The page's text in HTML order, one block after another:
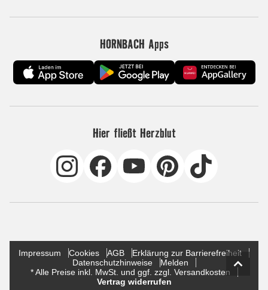
HORNBACH Apps
Hier fließt Herzblut
Impressum Cookies AGB
Erklärung zur Barrierefreiheit
Datenschutzhinweise
Melden
* Alle Preise inkl. MwSt. und ggf. zzgl. Versandkosten
Vertrag widerrufen